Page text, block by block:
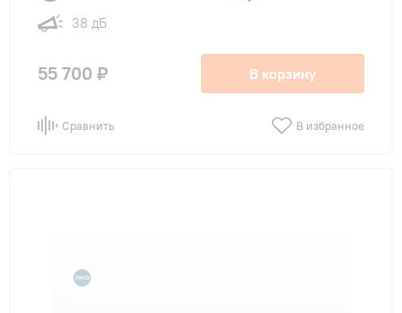
38 дБ
55 700 ₽ В корзину
Сравнить В избранное